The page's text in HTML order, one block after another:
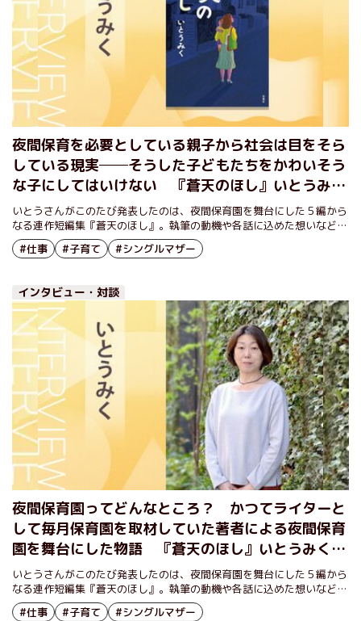
夜間保育を必要としている親子から社会は目をそら
している現実──そうした子どもたちをかわいそう
な子にしてはいけない 『蒼天のほし』いとうみく
インタビュー（後編）
いとうさんがこのたび発表したのは、夜間保育園を舞台にした５編から
なる連作短編集『蒼天のほし』。執筆の動機や各話に込めた想いなどを
伺いました。
#仕事 #子育て #シングルマザー
インタビュー・対談
夜間保育園ってどんなところ？ かつてライターと
して毎月保育園を取材していた著者による夜間保育
園を舞台にした物語 『蒼天のほし』いとうみくイ
ンタビュー（前編）
いとうさんがこのたび発表したのは、夜間保育園を舞台にした５編から
なる連作短編集『蒼天のほし』。執筆の動機や各話に込めた想いなどを
伺いました。
#仕事 #子育て #シングルマザー